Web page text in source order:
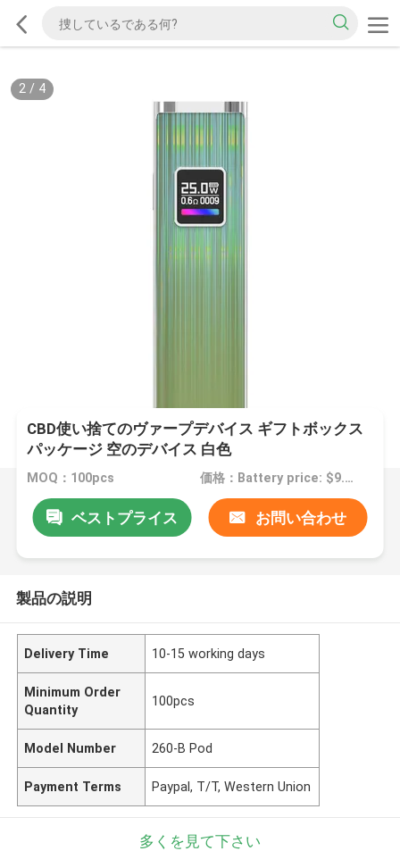
2/ 4
CBD使い捨てのヴァープデバイス ギフトボックス
パッケージ 空のデバイス 白色
MOQ：100pcs 価格：Battery price: $9.5-9.9/pc; Pod price: $0.95-1.15/set
ベストプライス お問い合わせ
製品の説明
Delivery Time 10-15 working days
Minimum Order
Quantity
100pcs
Model Number 260-B Pod
Payment Terms Paypal, T/T, Western Union
多くを見て下さい